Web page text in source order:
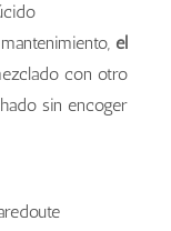
el
con otro
sin encoger